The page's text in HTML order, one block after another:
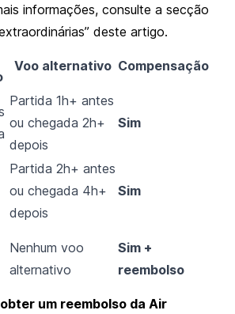
informações, consulte a secção
deste artigo.
Voo alternativo Compensação
Partida 1h+ antes
ou chegada 2h+
depois
Sim
Partida 2h+ antes
ou chegada 4h+
depois
Sim
Nenhum voo
alternativo
Sim +
reembolso
um reembolso da Air